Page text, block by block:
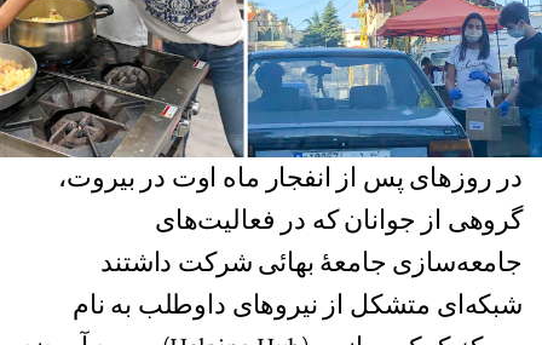
در روزهای پس از انفجار ماه اوت در بیروت،
گروهی از جوانان که در فعالیت‌های
جامعه‌سازی جامعهٔ بهائی شرکت داشتند
شبکه‌ای متشکل از نیروهای داوطلب به نام